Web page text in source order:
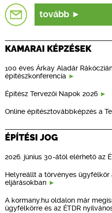
tovább
KAMARAI KÉPZÉSEK
100 éves Árkay Aladár
építészkonferencia
Építész Tervezői Napok 2026
Online építésztovábbképzés a
ÉPÍTÉSI JOG
2026. június 30-ától elérhető az
Helyreállt a törvényes ügyfélkör
eljárásokban
A kormany.hu oldalon már
ügyfélkörre és az ÉTDR